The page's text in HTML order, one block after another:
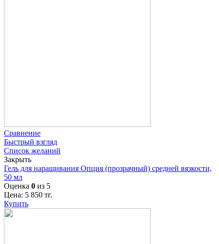
Сравнение
Быстрый взгляд
Список желаний
Закрыть
Гель для наращивания Опция (прозрачный) средней вязкости,
50 мл
Оценка 0 из 5
Цена: 5 850 тг.
Купить